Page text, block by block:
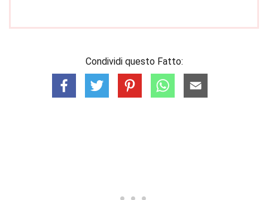
Condividi questo Fatto: